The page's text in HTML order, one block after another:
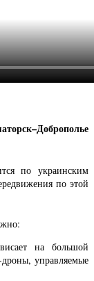
по украинским
по этой
на большой
управляемые